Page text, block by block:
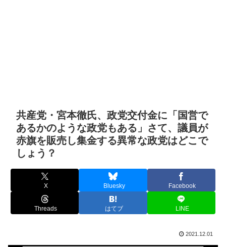
共産党・宮本徹氏、政党交付金に「国営で
あるかのような政党もある」さて、議員が
赤旗を販売し集金する異常な政党はどこで
しょう？
X Bluesky Facebook
Threads はてブ LINE
2021.12.01